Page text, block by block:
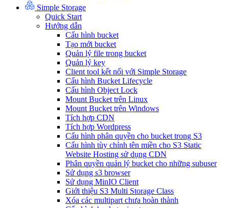
Simple Storage
Quick Start
Hướng dẫn
Cấu hình bucket
Tạo mới bucket
Quản lý file trong bucket
Quản lý key
Client tool kết nối với Simple Storage
Cấu hình Bucket Lifecycle
Cấu hình Object Lock
Mount Bucket trên Linux
Mount Bucket trên Windows
Tích hợp CDN
Tích hợp Wordpress
Cấu hình phân quyền cho bucket trong S3
Cấu hình tùy chỉnh tên miền cho S3 Static
Website Hosting sử dụng CDN
Phân quyền quản lý bucket cho những subuser
Sử dụng s3 browser
Sử dụng MinIO Client
Giới thiệu S3 Multi Storage Class
Xóa các multipart chưa hoàn thành